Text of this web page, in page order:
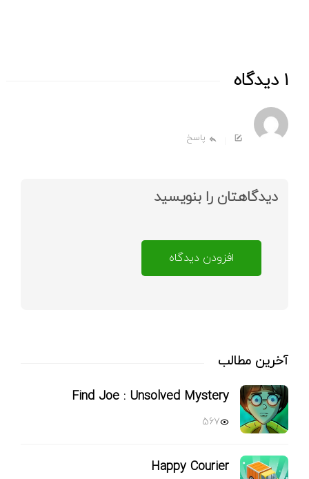
آخرین مطالب
Find Joe : Unsolved Mystery
567
Happy Courier
1 دیدگاه
پاسخ
دیدگاهتان را بنویسید
افزودن دیدگاه